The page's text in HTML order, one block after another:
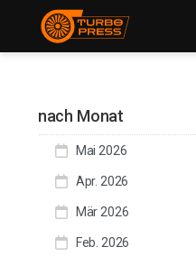
nach Monat
Mai 2026
Apr. 2026
Mär 2026
Feb. 2026